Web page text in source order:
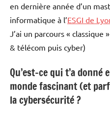
en dernière année d’un
informatique à l’ESGI de
J’ai un parcours « classique
& télécom puis cyber)
Qu’est-ce qui t’a
monde fascinant (et
la cybersécurité ?